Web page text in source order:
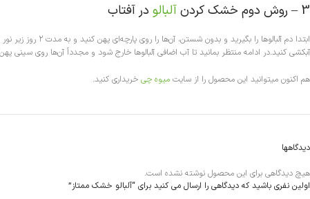
3 – روش دوم خشک کردن آلبالو در آفتاب
ابتدا دم
آبکشی کنید.در ادامه منتظر بمانید تا آب اضافی آلبالو‌ها خارج شود و مجدداً آن‌ها روی سینی
هم اکنون میتوانید این محصول را از سایت میوه چی خریداری کنید.
دیدگاهها
هیچ دیدگاهی برای این محصول نوشته نشده است.
اولین نفری باشید که دیدگاهی را ارسال می کنید برای “آلبالو خشک ممتاز”